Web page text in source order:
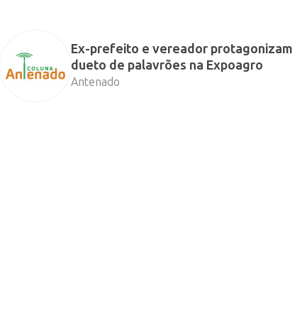
Ex-prefeito e vereador protagonizam
dueto de palavrões na Expoagro
Antenado